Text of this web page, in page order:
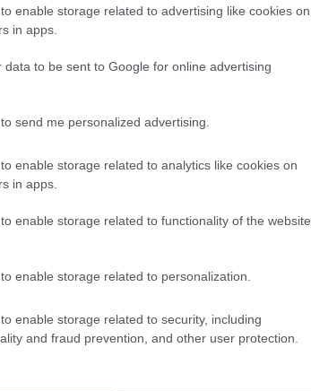
enable storage related to advertising like cookies on
in apps.
data to be sent to Google for online advertising
send me personalized advertising.
enable storage related to analytics like cookies on
in apps.
enable storage related to functionality of the website
enable storage related to personalization.
enable storage related to security, including
and fraud prevention, and other user protection.
Györfi Mihály több tucat
megsegítéséről
jelezte, hogy segítene azoknak a
kerékpárgyár bezárása...